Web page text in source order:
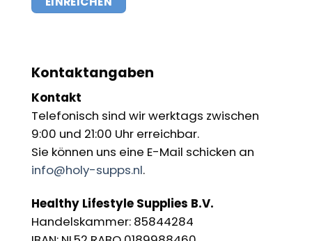
(Erforderlich)
Kontaktangaben
Kontakt
Telefonisch sind wir werktags zwischen
9:00 und 21:00 Uhr erreichbar.
Sie können uns eine E-Mail schicken an
info@holy-supps.nl.
Healthy Lifestyle Supplies B.V.
Handelskammer: 85844284